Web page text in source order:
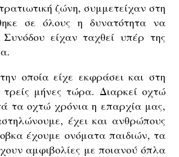
ζώνη, συμμετείχαν στη
σε όλους η δυνατότητα να
είχαν ταχθεί υπέρ της
οποία είχε εκφράσει και στη
μήνες τώρα. Διαρκεί οχτώ
τα οχτώ χρόνια η επαρχία μας,
έχει και ανθρώπους
έχουμε ονόματα παιδιών, τα
αμφιβολίες με ποιανού όπλα